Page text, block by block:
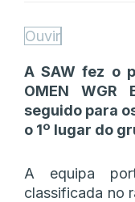
Ouvir
A SAW fez o
OMEN WGR
seguido para
o 1º lugar do
A equipa
classificada no